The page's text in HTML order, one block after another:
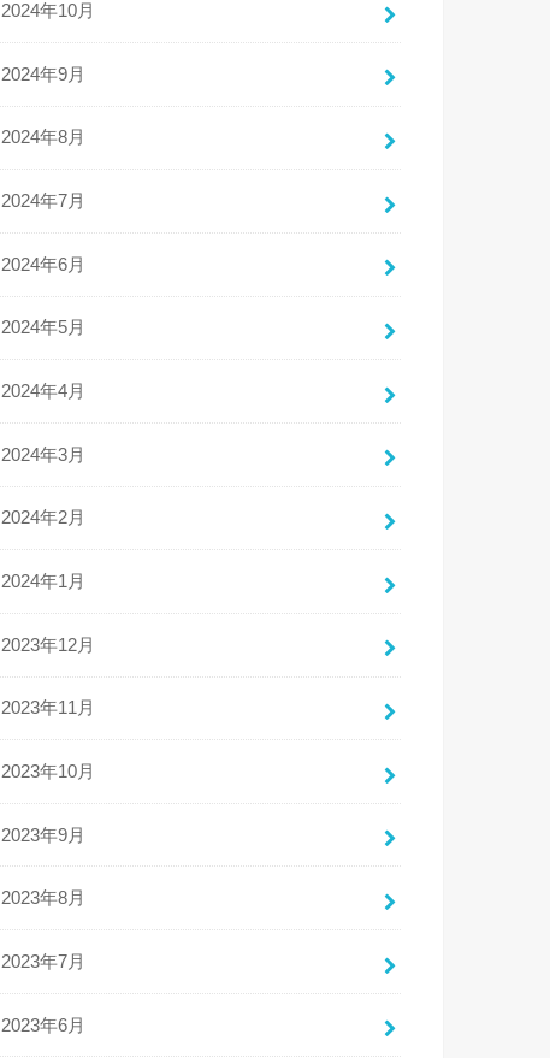
2024年10月
2024年9月
2024年8月
2024年7月
2024年6月
2024年5月
2024年4月
2024年3月
2024年2月
2024年1月
2023年12月
2023年11月
2023年10月
2023年9月
2023年8月
2023年7月
2023年6月